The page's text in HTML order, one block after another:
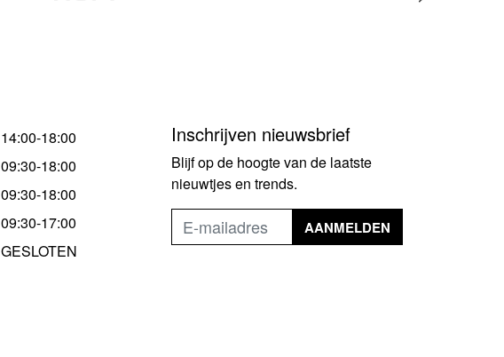
14:00-18:00
09:30-18:00
09:30-18:00
09:30-17:00
GESLOTEN
Inschrijven nieuwsbrief
Blijf op de hoogte van de laatste
nieuwtjes en trends.
AANMELDEN